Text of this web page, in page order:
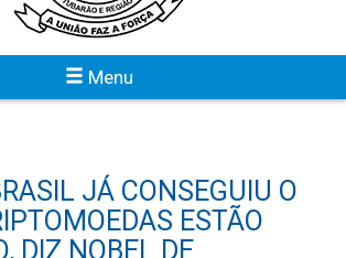
Menu
JÁ CONSEGUIU O
ESTÃO
DIZ NOBEL DE